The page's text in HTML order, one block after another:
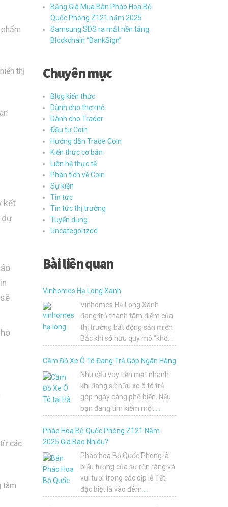
thị
kết
dự
các
tâm
Bảng Giá Mua Bán Pháo Hoa Bộ
Quốc Phòng Z121 năm 2025
Samsung SDS ra mắt nền tảng
Blockchain “BankSign”
Chuyên mục
Blog kiến thức
Dành cho thợ mỏ
Dành cho Trader
Đầu tư Coin
Hướng dẫn Trade Coin
Kiến thức cơ bản
Liên hệ thực tế
Phân tích về Coin
Sự kiện
Tin tức
Tin tức thị trường
Tuyển dụng
Uncategorized
Bài liên quan
Vinhomes Hạ Long Xanh
Vinhomes Hạ Long Xanh
đang trở thành tâm điểm của
thị trường bất động sản miền
Bắc khi sở hữu quy mô “khổng
Cầm Đồ Xe Ô Tô Đang Trả Góp Ngân Hàng
Nhu cầu vay tiền mặt nhanh
khi đang sở hữu xe ô tô trả
góp ngày càng phổ biến. Nếu
bạn đang tìm kiếm một
Pháo Hoa Bộ Quốc Phòng Z121 Năm
2025 Giá Bao Nhiêu?
Pháo hoa Bộ Quốc Phòng là
biểu tượng của sự rộn ràng và
vui tươi trong các dịp lễ Tết,
đặc biệt là vào đêm